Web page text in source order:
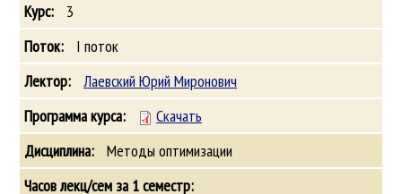
3
I поток
Лаевский Юрий Миронович
Скачать
Методы оптимизации